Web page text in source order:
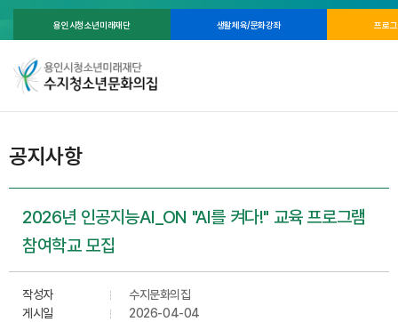
용인시청소년미래재단 생활체육/문화강좌 프로
공지사항
2026년 인공지능AI_ON "AI를 켜다!" 교육 프로그램
참여학교 모집
작성자
수지문화의집
게시일
2026-04-04